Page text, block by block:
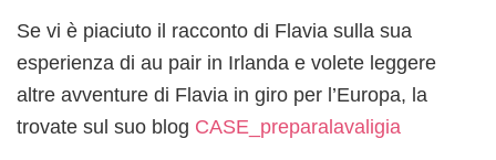
Se vi è piaciuto il racconto di Flavia sulla sua
esperienza di au pair in Irlanda e volete leggere
altre avventure di Flavia in giro per l’Europa, la
trovate sul suo blog CASE_preparalavaligia